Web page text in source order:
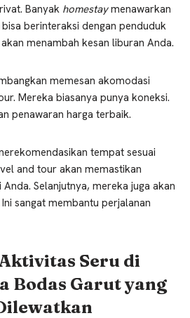
Banyak homestaymenawarkan
berinteraksi dengan penduduk
menambah kesan liburan Anda.
memesan akomodasi
Mereka biasanya punya koneksi.
penawaran harga terbaik.
tempat sesuai
and tour akan memastikan
Selanjutnya, mereka juga akan
sangat membantu perjalanan
Seru di
Bodas Garut yang